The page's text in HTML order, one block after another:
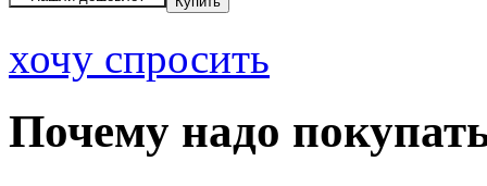
хочу спросить
Почему надо